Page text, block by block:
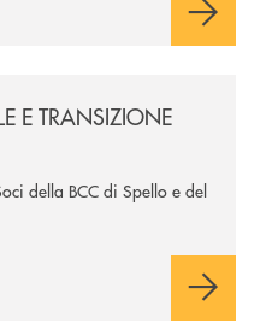
E TRANSIZIONE
della BCC di Spello e del